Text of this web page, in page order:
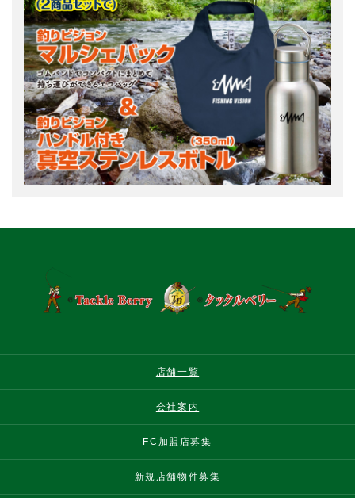
店舗一覧
会社案内
FC加盟店募集
新規店舗物件募集